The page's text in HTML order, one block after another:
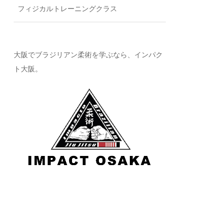
フィジカルトレーニングクラス
大阪でブラジリアン柔術を学ぶなら、インパク
ト大阪。